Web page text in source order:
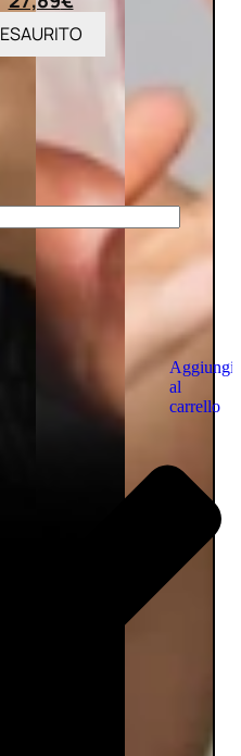
Aggiungi
al
carrello
ESAURITO